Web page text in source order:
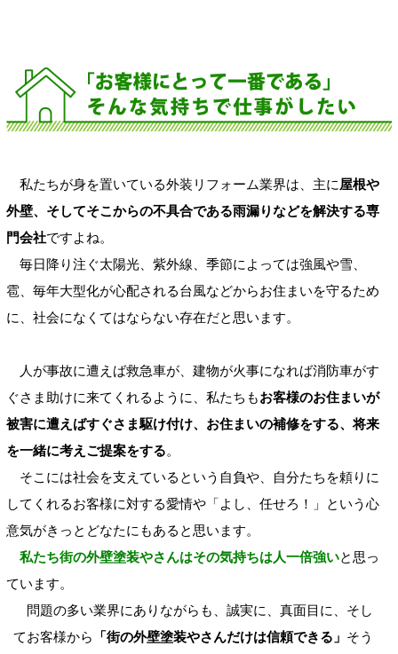
私たちが身を置いている外装リフォーム業界は、主に屋根や
外壁、そしてそこからの不具合である雨漏りなどを解決する専
門会社ですよね。
毎日降り注ぐ太陽光、紫外線、季節によっては強風や雪、
雹、毎年大型化が心配される台風などからお住まいを守るため
に、社会になくてはならない存在だと思います。
人が事故に遭えば救急車が、建物が火事になれば消防車がす
ぐさま助けに来てくれるように、私たちもお客様のお住まいが
被害に遭えばすぐさま駆け付け、お住まいの補修をする、将来
を一緒に考えご提案をする。
そこには社会を支えているという自負や、自分たちを頼りに
してくれるお客様に対する愛情や「よし、任せろ！」という心
意気がきっとどなたにもあると思います。
私たち街の外壁塗装やさんはその気持ちは人一倍強いと思っ
ています。
問題の多い業界にありながらも、誠実に、真面目に、そし
てお客様から 「街の外壁塗装やさんだけは信頼できる」 そう